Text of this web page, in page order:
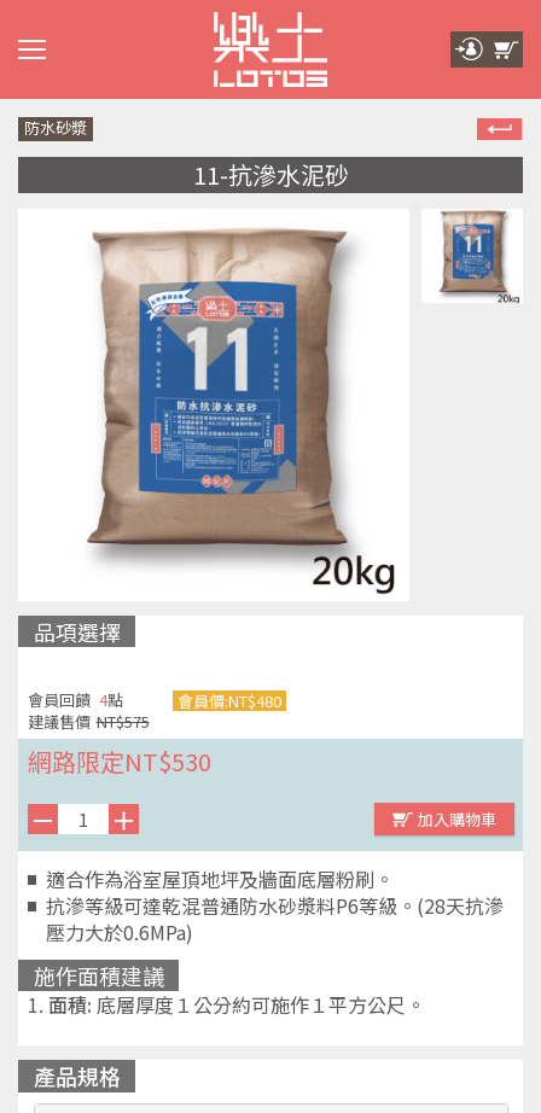
防水砂漿
11-抗滲水泥砂
品項選擇
NT$575
NT$530
會員價:NT$480
4
適合作為浴室屋頂地坪及牆面底層粉刷。
抗滲等級可達乾混普通防水砂漿料P6等級。(28天抗滲
壓力大於0.6MPa)
施作面積建議
面積: 底層厚度１公分約可施作１平方公尺。
產品規格